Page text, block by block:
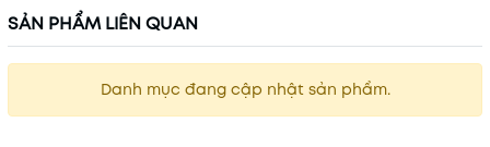
SẢN PHẨM LIÊN QUAN
Danh mục đang cập nhật sản phẩm.